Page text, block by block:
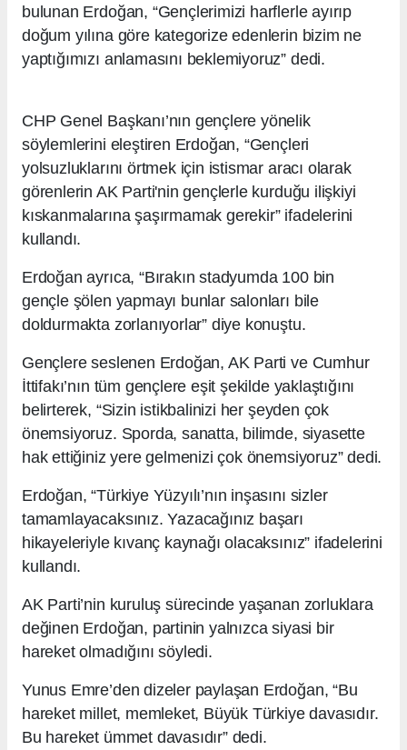
bulunan Erdoğan, “Gençlerimizi harflerle ayırıp
doğum yılına göre kategorize edenlerin bizim ne
yaptığımızı anlamasını beklemiyoruz” dedi.
CHP Genel Başkanı’nın gençlere yönelik
söylemlerini eleştiren Erdoğan, “Gençleri
yolsuzluklarını örtmek için istismar aracı olarak
görenlerin AK Parti'nin gençlerle kurduğu ilişkiyi
kıskanmalarına şaşırmamak gerekir” ifadelerini
kullandı.
Erdoğan ayrıca, “Bırakın stadyumda 100 bin
gençle şölen yapmayı bunlar salonları bile
doldurmakta zorlanıyorlar” diye konuştu.
Gençlere seslenen Erdoğan, AK Parti ve Cumhur
İttifakı’nın tüm gençlere eşit şekilde yaklaştığını
belirterek, “Sizin istikbalinizi her şeyden çok
önemsiyoruz. Sporda, sanatta, bilimde, siyasette
hak ettiğiniz yere gelmenizi çok önemsiyoruz” dedi.
Erdoğan, “Türkiye Yüzyılı’nın inşasını sizler
tamamlayacaksınız. Yazacağınız başarı
hikayeleriyle kıvanç kaynağı olacaksınız” ifadelerini
kullandı.
AK Parti’nin kuruluş sürecinde yaşanan zorluklara
değinen Erdoğan, partinin yalnızca siyasi bir
hareket olmadığını söyledi.
Yunus Emre’den dizeler paylaşan Erdoğan, “Bu
hareket millet, memleket, Büyük Türkiye davasıdır.
Bu hareket ümmet davasıdır” dedi.